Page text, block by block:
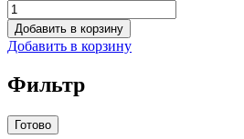
Добавить в корзину
Добавить в корзину
Фильтр
Готово